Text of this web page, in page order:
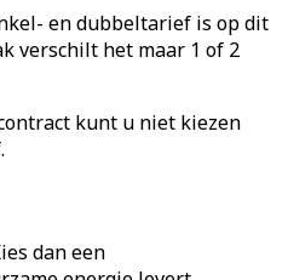
en dubbeltarief is op dit
verschilt het maar 1 of 2
kunt u niet kiezen
dan een